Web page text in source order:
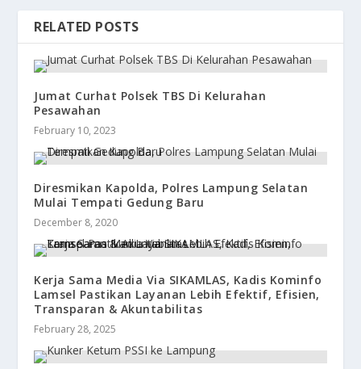
RELATED POSTS
Jumat Curhat Polsek TBS Di Kelurahan
Pesawahan
February 10, 2023
Diresmikan Kapolda, Polres Lampung Selatan
Mulai Tempati Gedung Baru
December 8, 2020
Kerja Sama Media Via SIKAMLAS, Kadis Kominfo
Lamsel Pastikan Layanan Lebih Efektif, Efisien,
Transparan & Akuntabilitas
February 28, 2025